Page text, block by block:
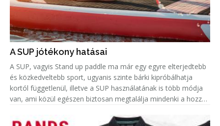
A SUP jótékony hatásai
A SUP, vagyis Stand up paddle ma már egy egyre elterjedtebb
és közkedveltebb sport, ugyanis szinte bárki kipróbálhatja
kortól függetlenül, illetve a SUP használatának is több módja
van, ami közül egészen biztosan megtalálja mindenki a hozzá